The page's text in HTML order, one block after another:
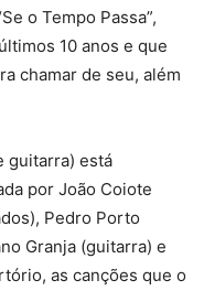
o Tempo Passa”,
10 anos e que
chamar de seu, além
guitarra) está
por João Coiote
Pedro Porto
Granja (guitarra) e
as canções que o